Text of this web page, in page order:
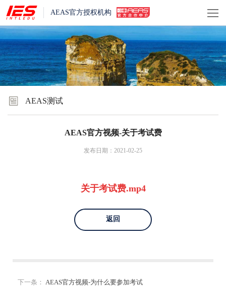
AEAS官方授权机构
AEAS测试
AEAS官方视频-关于考试费
发布日期：2021-02-25
关于考试费.mp4
返回
下一条： AEAS官方视频-为什么要参加考试